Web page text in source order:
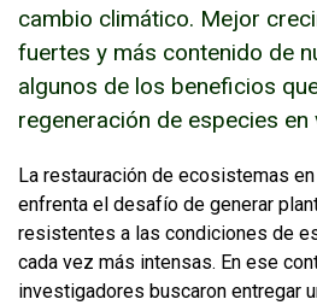
FUNCIONARIAS/OS
cambio climático. Mejor
fuertes y más contenido de
algunos de los beneficios
regeneración de especies en
Enlaces y documentos de
La restauración de ecosistemas
enfrenta el desafío de generar
resistentes a las condiciones de
cada vez más intensas. En ese
investigadores buscaron entregar